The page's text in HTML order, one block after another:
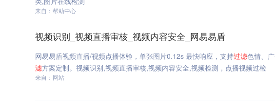
来自：帮助中心
视频识别_视频直播审核_视频内容安全_网易易盾
网易易盾视频直播/视频点播体验，单张图片0.12s 最快响应，支持过滤色情、
滤方案定制。视频识别,视频直播审核,视频内容安全,视频检测，点播视频过检
来自：网站